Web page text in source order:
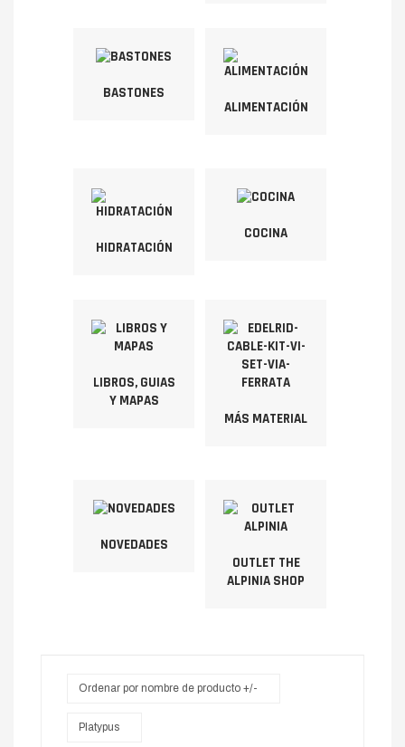
BASTONES
ALIMENTACIÓN
HIDRATACIÓN
COCINA
LIBROS, GUIAS
Y MAPAS
MÁS MATERIAL
NOVEDADES
OUTLET THE
ALPINIA SHOP
Ordenar por nombre de producto +/-
Platypus